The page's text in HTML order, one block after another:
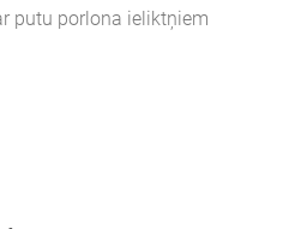
putu porlona ieliktņiem